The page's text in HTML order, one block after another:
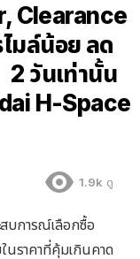
Clearance
มล์น้อย ลด
วันเท่านั้น
H-Space
1.9k ดู
บการณ์เลือกซื้อ
ราคาที่คุ้มเกินคาด